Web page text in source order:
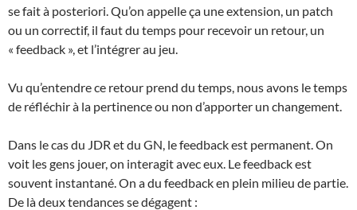
se fait à posteriori. Qu’on appelle ça une extension, un patch
ou un correctif, il faut du temps pour recevoir un retour, un
« feedback », et l’intégrer au jeu.
Vu qu’entendre ce retour prend du temps, nous avons le temps
de réfléchir à la pertinence ou non d’apporter un changement.
Dans le cas du JDR et du GN, le feedback est permanent. On
voit les gens jouer, on interagit avec eux. Le feedback est
souvent instantané. On a du feedback en plein milieu de partie.
De là deux tendances se dégagent :